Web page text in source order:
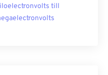
till